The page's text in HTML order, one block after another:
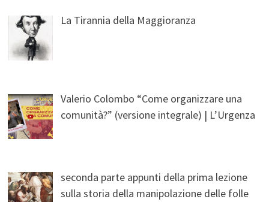
La Tirannia della Maggioranza
Valerio Colombo “Come organizzare una
comunità?” (versione integrale) | L’Urgenza
seconda parte appunti della prima lezione
sulla storia della manipolazione delle folle